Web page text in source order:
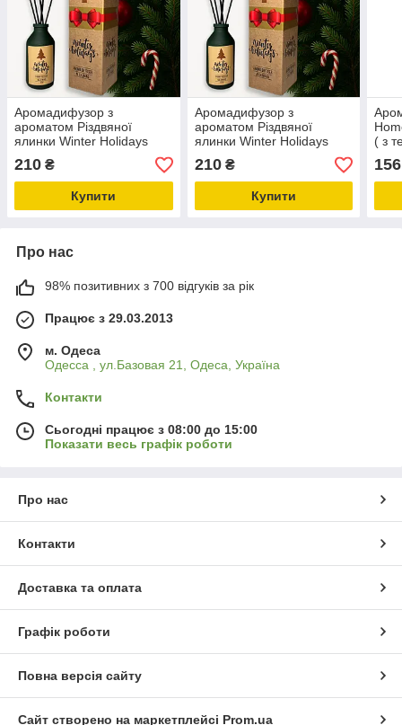
Аромадифузор з
ароматом Різдвяної
ялинки Winter Holidays
100 мл
210 ₴
Купити
Аромадифузор з
ароматом Різдвяної
ялинки Winter Holidays
100 мл
210₴
Купити
( з
156
Про нас
98% позитивних з 700 відгуків за рік
Працює з 29.03.2013
м. Одеса
Одесса , ул.Базовая 21, Одеса, Україна
Контакти
Сьогодні працює з 08:00 до 15:00
Показати весь графік роботи
Про нас
Контакти
Доставка та оплата
Графік роботи
Повна версія сайту
Сайт створено на маркетплейсі Prom.ua